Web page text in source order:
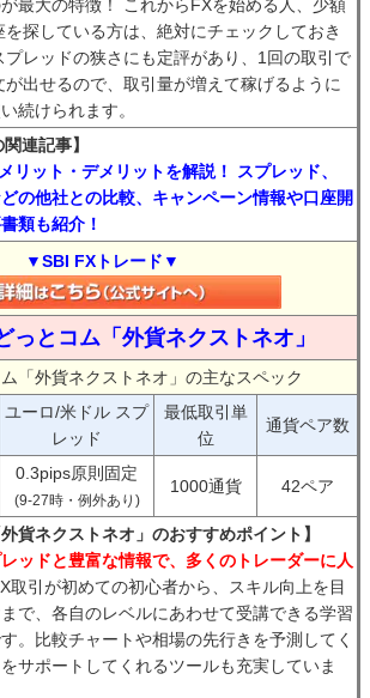
最大の特徴！ これからFXを始める人、少額
探している方は、絶対にチェックしておき
プレッドの狭さにも定評があり、1回の取引で
出せるので、取引量が増えて稼げるように
続けられます。
連記事】
リット・デメリットを解説！ スプレッド、
の他社との比較、キャンペーン情報や口座開
類も紹介！
▼SBI FXトレード▼
っとコム「外貨ネクストネオ」
「外貨ネクストネオ」の主なスペック
ユーロ/米ドル スプ
レッド
最低取引単
位
通貨ペア数
0.3pips原則固定
(9-27時・例外あり)
1000通貨 42ペア
貨ネクストネオ」のおすすめポイント】
ッドと豊富な情報で、多くのトレーダーに人
取引が初めての初心者から、スキル向上を目
で、各自のレベルにあわせて受講できる学習
。比較チャートや相場の先行きを予測してく
サポートしてくれるツールも充実していま